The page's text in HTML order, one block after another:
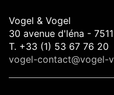
Vogel & Vogel
30 avenue d'léna -
T. +33 (1) 53 67 76 20
vogel-contact@vogel-